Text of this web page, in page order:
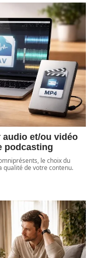
audio et/ou vidéo
podcasting
le choix du
de votre contenu.